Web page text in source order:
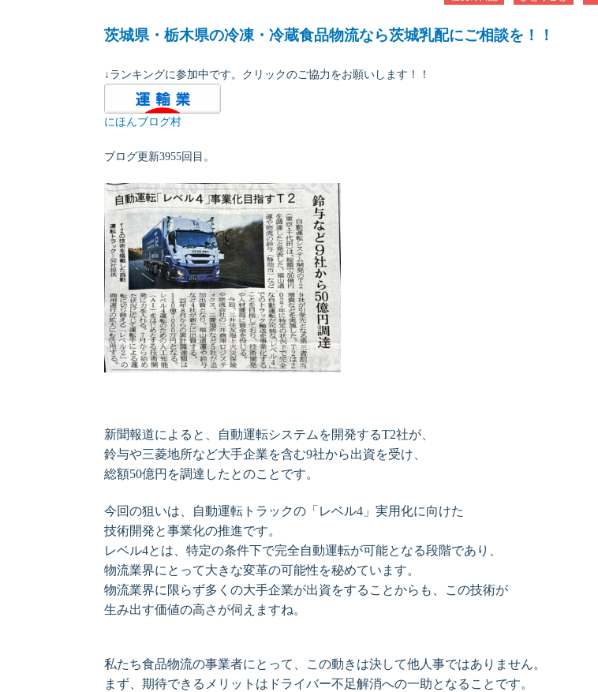
茨城県・栃木県の冷凍・冷蔵食品物流なら茨城乳配にご相談を！！
↓ランキングに参加中です。クリックのご協力をお願いします！！
にほんブログ村
ブログ更新3955回目。
新聞報道によると、自動運転システムを開発するT2社が、
鈴与や三菱地所など大手企業を含む9社から出資を受け、
総額50億円を調達したとのことです。
今回の狙いは、自動運転トラックの「レベル4」実用化に向けた
技術開発と事業化の推進です。
レベル4とは、特定の条件下で完全自動運転が可能となる段階であり、
物流業界にとって大きな変革の可能性を秘めています。
物流業界に限らず多くの大手企業が出資をすることからも、この技術が
生み出す価値の高さが伺えますね。
私たち食品物流の事業者にとって、この動きは決して他人事ではありません。
まず、期待できるメリットはドライバー不足解消への一助となることです。